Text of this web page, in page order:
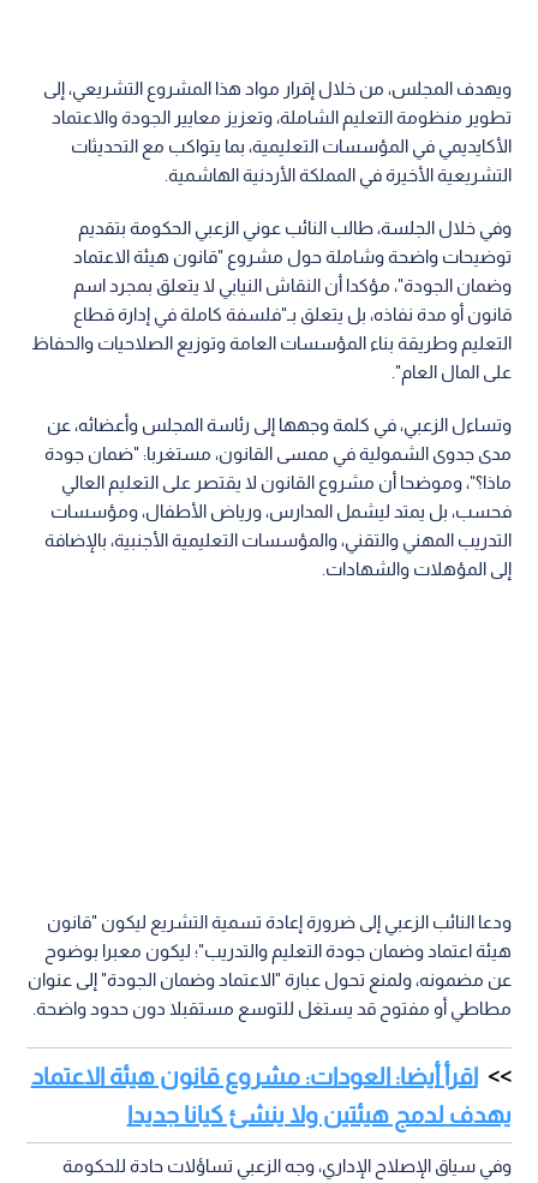
ويهدف المجلس، من خلال إقرار مواد هذا المشروع التشريعي، إلى
تطوير منظومة التعليم الشاملة، وتعزيز معايير الجودة والاعتماد
الأكايديمي في المؤسسات التعليمية، بما يتواكب مع التحديثات
التشريعية الأخيرة في المملكة الأردنية الهاشمية.
وفي خلال الجلسة، طالب النائب عوني الزعبي الحكومة بتقديم
توضيحات واضحة وشاملة حول مشروع "قانون هيئة الاعتماد
وضمان الجودة"، مؤكدا أن النقاش النيابي لا يتعلق بمجرد اسم
قانون أو مدة نفاذه، بل يتعلق بـ"فلسفة كاملة في إدارة قطاع
التعليم وطريقة بناء المؤسسات العامة وتوزيع الصلاحيات والحفاظ
على المال العام".
وتساءل الزعبي، في كلمة وجهها إلى رئاسة المجلس وأعضائه، عن
مدى جدوى الشمولية في ممسى القانون، مستغربا: "ضمان جودة
ماذا؟"، وموضحا أن مشروع القانون لا يقتصر على التعليم العالي
فحسب، بل يمتد ليشمل المدارس، ورياض الأطفال، ومؤسسات
التدريب المهني والتقني، والمؤسسات التعليمية الأجنبية، بالإضافة
إلى المؤهلات والشهادات.
ودعا النائب الزعبي إلى ضرورة إعادة تسمية التشريع ليكون "قانون
هيئة اعتماد وضمان جودة التعليم والتدريب"؛ ليكون معبرا بوضوح
عن مضمونه، ولمنع تحول عبارة "الاعتماد وضمان الجودة" إلى عنوان
مطاطي أو مفتوح قد يستغل للتوسع مستقبلا دون حدود واضحة.
اقرأ أيضا: العودات: مشروع قانون هيئة الاعتماد
يهدف لدمج هيئتين ولا ينشئ كيانا جديدا
وفي سياق الإصلاح الإداري، وجه الزعبي تساؤلات حادة للحكومة